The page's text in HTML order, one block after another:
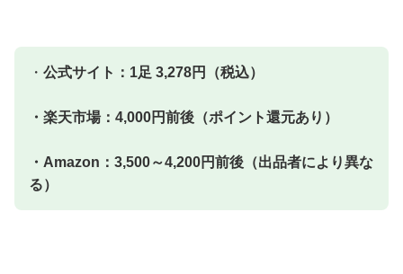
・ 公式サイト：1足 3,278円（税込）
・楽天市場：4,000円前後（ポイント還元あり）
・Amazon：3,500～4,200円前後（出品者により異な
る）